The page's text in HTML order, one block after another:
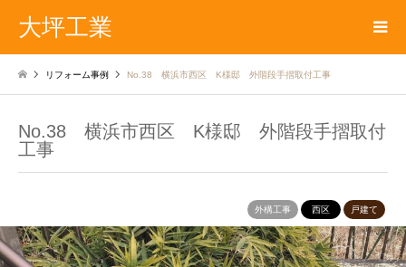
大坪工業
リフォーム事例 No.38 横浜市西区 K様邸 外階段手摺取付工事
No.38 横浜市西区 K様邸 外階段手摺取付
工事
外構工事 西区 戸建て